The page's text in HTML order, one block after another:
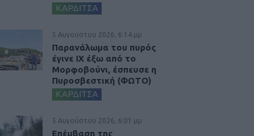
ΚΑΡΔΙΤΣΑ
5 Αυγούστου 2026, 6:14 μμ
Παρανάλωμα του πυρός
έγινε ΙΧ έξω από το
Μορφοβούνι, έσπευσε η
Πυροσβεστική (ΦΩΤΟ)
ΚΑΡΔΙΤΣΑ
5 Αυγούστου 2026, 6:01 μμ
Επέμβαση της